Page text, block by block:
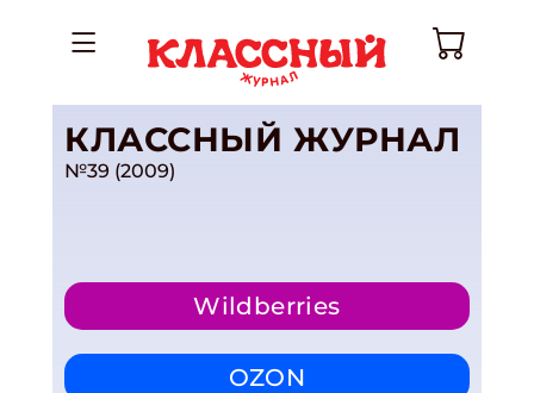
КЛАССНЫЙ ЖУРНАЛ
№39 (2009)
Wildberries
OZON